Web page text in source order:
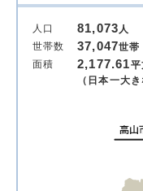
人口 81,073人
世帯数
37,047世帯
面積
2,177.61
（日本一大き